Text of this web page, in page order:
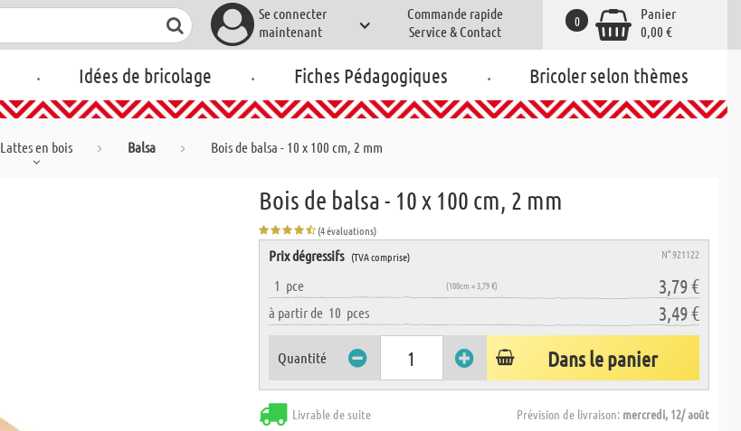
Se connecter
maintenant
Commande rapide
Service & Contact
Panier
0,00 €
0
. Idées de bricolage . Fiches Pédagogiques . Bricoler selon thèmes
Lattes en bois Balsa Bois de balsa - 10 x 100 cm, 2 mm
Bois de balsa - 10 x 100 cm, 2 mm
(4 évaluations)
Prix dégressifs (TVA comprise) N° 921122
1 pce (100cm = 3,79 €) 3,79 €
à partir de 10 pces 3,49 €
Quantité Dans le panier
Livrable de suite Prévision de livraison: mercredi, 12/ août